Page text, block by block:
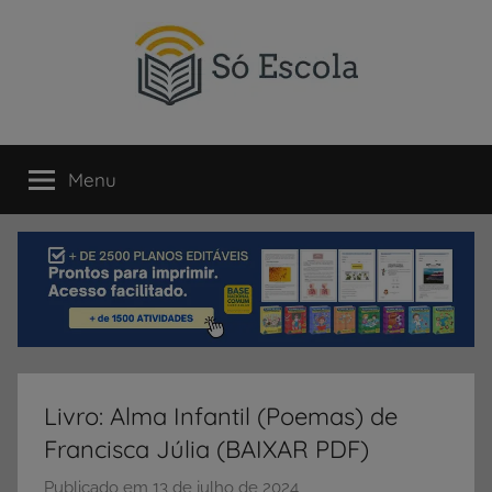
SÓ
ESCOLA
um
portal
direcionado
compartilhamento
dicas
Menu
Livro: Alma Infantil (Poemas) de
Francisca Júlia (BAIXAR PDF)
Publicado em 13 de julho de 2024